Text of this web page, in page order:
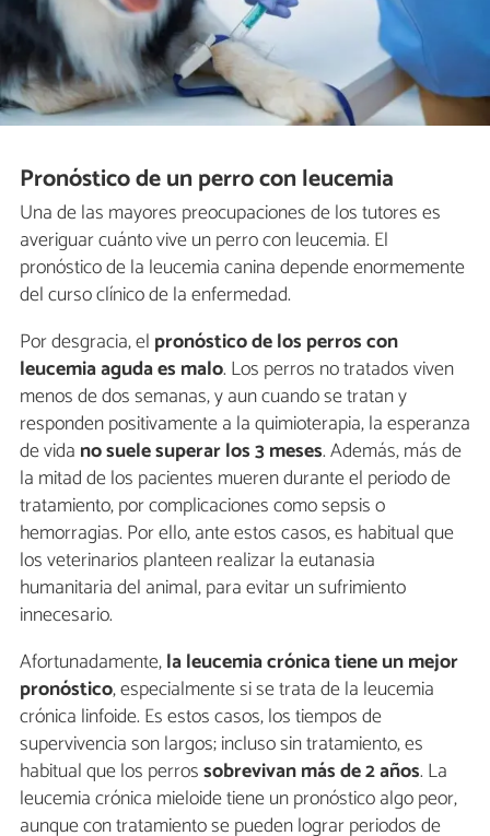
Pronóstico de un perro con leucemia
Una de las mayores preocupaciones de los tutores es
averiguar cuánto vive un perro con leucemia. El
pronóstico de la leucemia canina depende enormemente
del curso clínico de la enfermedad.
Por desgracia, el pronóstico de los perros con
leucemia aguda es malo. Los perros no tratados viven
menos de dos semanas, y aun cuando se tratan y
responden positivamente a la quimioterapia, la esperanza
de vida no suele superar los 3 meses. Además, más de
la mitad de los pacientes mueren durante el periodo de
tratamiento, por complicaciones como sepsis o
hemorragias. Por ello, ante estos casos, es habitual que
los veterinarios planteen realizar la eutanasia
humanitaria del animal, para evitar un sufrimiento
innecesario.
Afortunadamente,la leucemia crónica tiene un mejor
pronóstico, especialmente si se trata de la leucemia
crónica linfoide. Es estos casos, los tiempos de
supervivencia son largos; incluso sin tratamiento, es
habitual que los perrossobrevivan más de 2 años. La
leucemia crónica mieloide tiene un pronóstico algo peor,
aunque con tratamiento se pueden lograr periodos de